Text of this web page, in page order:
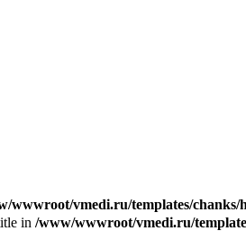
wwwroot/vmedi.ru/templates/chanks/
in /www/wwwroot/vmedi.ru/